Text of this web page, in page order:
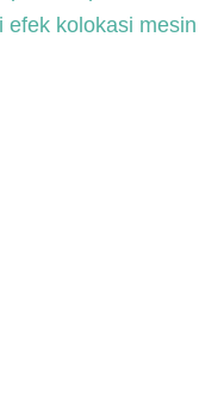
kolokasi